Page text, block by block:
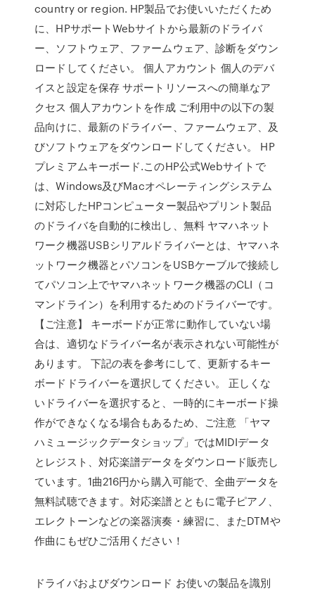
country or region. HP製品でお使いいただくため
に、HPサポートWebサイトから最新のドライバ
ー、ソフトウェア、ファームウェア、診断をダウン
ロードしてください。 個人アカウント 個人のデバ
イスと設定を保存 サポートリソースへの簡単なア
クセス 個人アカウントを作成 ご利用中の以下の製
品向けに、最新のドライバー、ファームウェア、及
びソフトウェアをダウンロードしてください。 HP
プレミアムキーボード.このHP公式Webサイトで
は、Windows及びMacオペレーティングシステム
に対応したHPコンピューター製品やプリント製品
のドライバを自動的に検出し、無料 ヤマハネット
ワーク機器USBシリアルドライバーとは、ヤマハネ
ットワーク機器とパソコンをUSBケーブルで接続し
てパソコン上でヤマハネットワーク機器のCLI（コ
マンドライン）を利用するためのドライバーです。
【ご注意】 キーボードが正常に動作していない場
合は、適切なドライバー名が表示されない可能性が
あります。 下記の表を参考にして、更新するキー
ボードドライバーを選択してください。 正しくな
いドライバーを選択すると、一時的にキーボード操
作ができなくなる場合もあるため、ご注意 「ヤマ
ハミュージックデータショップ」ではMIDIデータ
とレジスト、対応楽譜データをダウンロード販売し
ています。1曲216円から購入可能で、全曲データを
無料試聴できます。対応楽譜とともに電子ピアノ、
エレクトーンなどの楽器演奏・練習に、またDTMや
作曲にもぜひご活用ください！
ドライバおよびダウンロード お使いの製品を識別